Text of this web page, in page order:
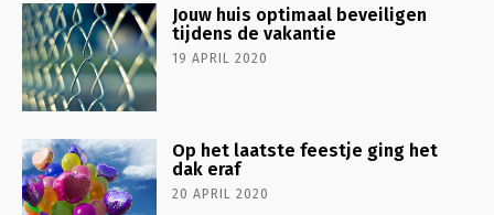
Jouw huis optimaal beveiligen
tijdens de vakantie
19 APRIL 2020
Op het laatste feestje ging het
dak eraf
20 APRIL 2020